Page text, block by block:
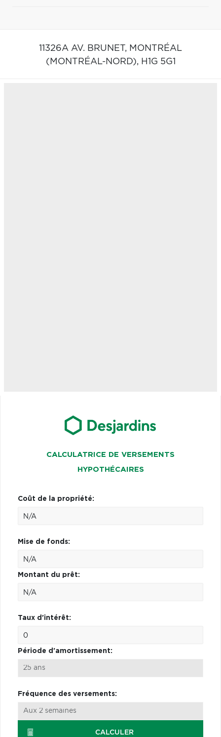
11326A AV. BRUNET, MONTRÉAL
(MONTRÉAL-NORD), H1G 5G1
CALCULATRICE DE VERSEMENTS
HYPOTHÉCAIRES
Coût de la propriété:
Mise de fonds:
Montant du prêt:
Taux d'intérêt:
Période d'amortissement:
Fréquence des versements:
CALCULER